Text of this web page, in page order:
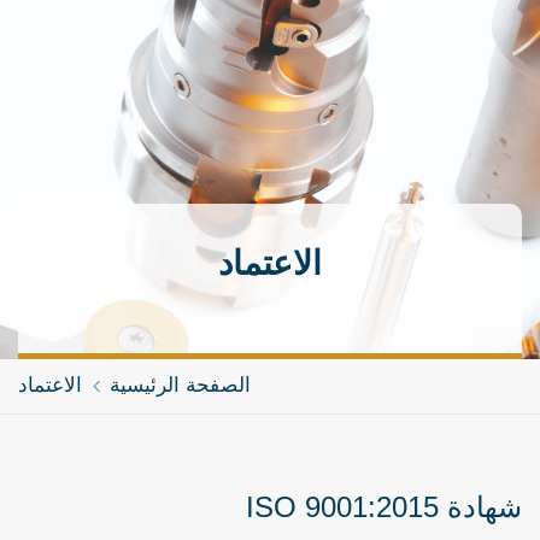
الاعتماد
الاعتماد الصفحة الرئيسية
شهادة ISO 9001:2015